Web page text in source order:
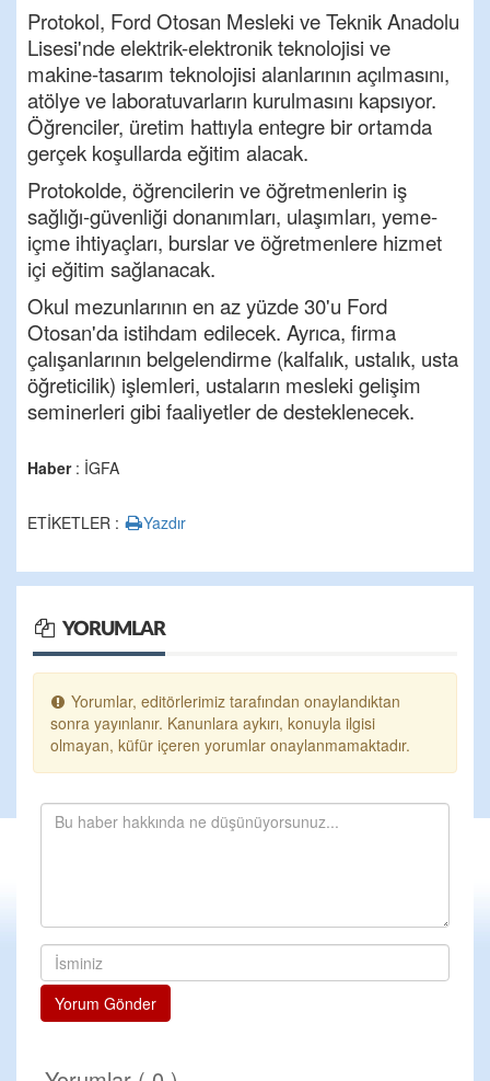
Protokol, Ford Otosan Mesleki ve Teknik Anadolu
Lisesi'nde elektrik-elektronik teknolojisi ve
makine-tasarım teknolojisi alanlarının açılmasını,
atölye ve laboratuvarların kurulmasını kapsıyor.
Öğrenciler, üretim hattıyla entegre bir ortamda
gerçek koşullarda eğitim alacak.
Protokolde, öğrencilerin ve öğretmenlerin iş
sağlığı-güvenliği donanımları, ulaşımları, yeme-
içme ihtiyaçları, burslar ve öğretmenlere hizmet
içi eğitim sağlanacak.
Okul mezunlarının en az yüzde 30'u Ford
Otosan'da istihdam edilecek. Ayrıca, firma
çalışanlarının belgelendirme (kalfalık, ustalık, usta
öğreticilik) işlemleri, ustaların mesleki gelişim
seminerleri gibi faaliyetler de desteklenecek.
Haber: İGFA
ETİKETLER : Yazdır
YORUMLAR
Yorumlar, editörlerimiz tarafından onaylandıktan
sonra yayınlanır. Kanunlara aykırı, konuyla ilgisi
olmayan, küfür içeren yorumlar onaylanmamaktadır.
Yorum Gönder